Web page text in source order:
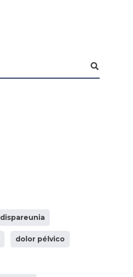
dispareunia
dolor pélvico